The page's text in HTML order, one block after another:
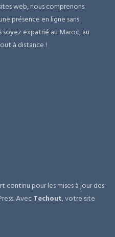
web, nous comprenons
présence en ligne sans
soyez expatrié au Maroc, au
à distance !
continu pour les mises à jour des
AvecTechout, votre site